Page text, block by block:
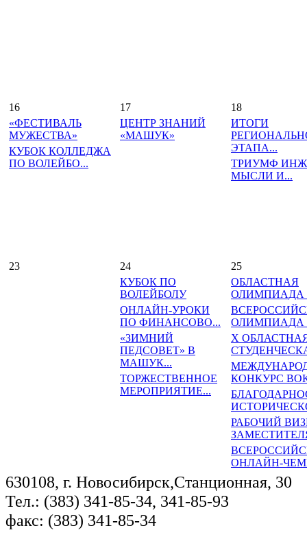
16
«ФЕСТИВАЛЬ
МУЖЕСТВА»
КУБОК КОЛЛЕДЖА
ПО ВОЛЕЙБО...
17
ЦЕНТР ЗНАНИЙ
«МАШУК»
18
ИТОГИ
ЭТАПА...
ТРИУМФ
МЫСЛИ И...
23
24
КУБОК ПО
ВОЛЕЙБОЛУ
ОНЛАЙН-УРОКИ
ПО ФИНАНСОВО...
«ЗИМНИЙ
ПЕДСОВЕТ» В
МАШУК...
ТОРЖЕСТВЕННОЕ
МЕРОПРИЯТИЕ...
25
ОБЛАСТНАЯ
ОЛИМПИАДА
ОЛИМПИАДА
X
КОНКУРС
РАБОЧИЙ
ОНЛАЙН-
630108, г. Новосибирск,Станционная, 30
Тел.: (383) 341-85-34, 341-85-93
факс: (383) 341-85-34